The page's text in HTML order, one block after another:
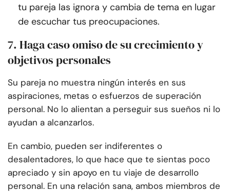
tu pareja las ignora y cambia de tema en lugar
de escuchar tus preocupaciones.
7. Haga caso omiso de su crecimiento y
objetivos personales
Su pareja no muestra ningún interés en sus
aspiraciones, metas o esfuerzos de superación
personal. No lo alientan a perseguir sus sueños ni lo
ayudan a alcanzarlos.
En cambio, pueden ser indiferentes o
desalentadores, lo que hace que te sientas poco
apreciado y sin apoyo en tu viaje de desarrollo
personal. En una relación sana, ambos miembros de